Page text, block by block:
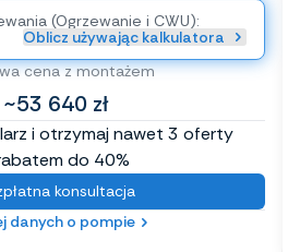
(Ogrzewanie i CWU):
Oblicz używając kalkulatora
cena z montażem
~53 640 zł
i otrzymaj nawet 3 oferty
do 40%
konsultacja
danych o pompie